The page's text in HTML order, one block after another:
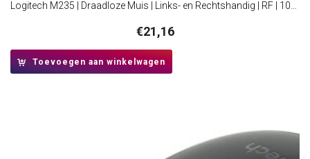
€21,16
Toevoegen aan winkelwagen